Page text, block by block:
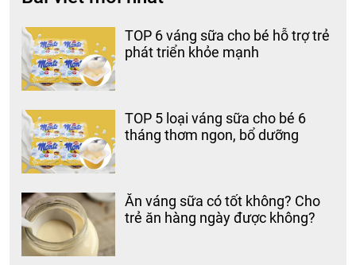
TOP 6 váng sữa cho bé hỗ trợ trẻ
phát triển khỏe mạnh
TOP 5 loại váng sữa cho bé 6
tháng thơm ngon, bổ dưỡng
Ăn váng sữa có tốt không? Cho
trẻ ăn hàng ngày được không?